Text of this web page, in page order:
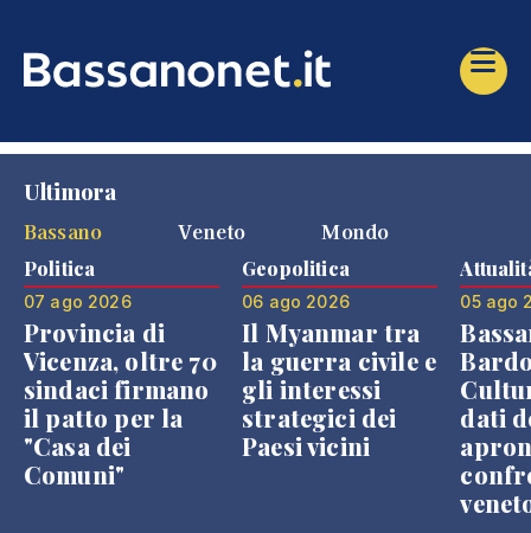
Ultimora
Bassano
Veneto Mondo
Politica
07 ago 2026
Provincia di
Vicenza, oltre 70
sindaci firmano
il patto per la
"Casa dei
Comuni"
Geopolitica
06 ago 2026
Il Myanmar tra
la guerra civile e
gli interessi
strategici dei
Paesi vicini
05 ago
dati